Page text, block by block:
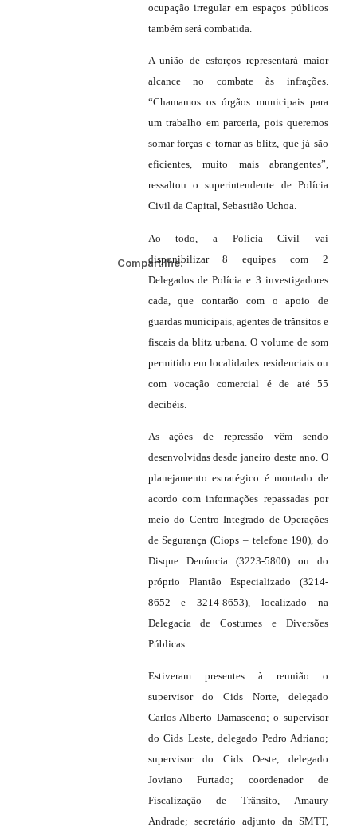
Compartilhe:
ocupação irregular em espaços públicos
também será combatida.
A união de esforços representará maior
alcance no combate às infrações.
“Chamamos os órgãos municipais para
um trabalho em parceria, pois queremos
somar forças e tornar as blitz, que já são
eficientes, muito mais abrangentes”,
ressaltou o superintendente de Polícia
Civil da Capital, Sebastião Uchoa.
Ao todo, a Polícia Civil vai
disponibilizar 8 equipes com 2
Delegados de Polícia e 3 investigadores
cada, que contarão com o apoio de
guardas municipais, agentes de trânsitos e
fiscais da blitz urbana. O volume de som
permitido em localidades residenciais ou
com vocação comercial é de até 55
decibéis.
As ações de repressão vêm sendo
desenvolvidas desde janeiro deste ano. O
planejamento estratégico é montado de
acordo com informações repassadas por
meio do Centro Integrado de Operações
de Segurança (Ciops – telefone 190), do
Disque Denúncia (3223-5800) ou do
próprio Plantão Especializado (3214-
8652 e 3214-8653), localizado na
Delegacia de Costumes e Diversões
Públicas.
Estiveram presentes à reunião o
supervisor do Cids Norte, delegado
Carlos Alberto Damasceno; o supervisor
do Cids Leste, delegado Pedro Adriano;
supervisor do Cids Oeste, delegado
Joviano Furtado; coordenador de
Fiscalização de Trânsito, Amaury
Andrade; secretário adjunto da SMTT,